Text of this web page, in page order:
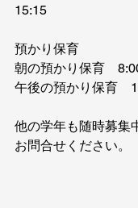
15:15
預かり保育
朝の預かり保育　
午後の預かり保育　
他の学年も随時募集
お問合せください。